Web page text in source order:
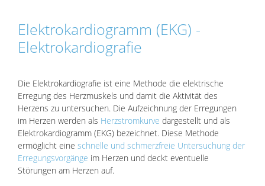
Elektrokardiogramm (EKG) -
Elektrokardiografie
Die Elektrokardiografie ist eine Methode die elektrische
Erregung des Herzmuskels und damit die Aktivität des
Herzens zu untersuchen. Die Aufzeichnung der Erregungen
im Herzen werden als Herzstromkurve dargestellt und als
Elektrokardiogramm (EKG) bezeichnet. Diese Methode
ermöglicht eine schnelle und schmerzfreie Untersuchung der
Erregungsvorgänge im Herzen und deckt eventuelle
Störungen am Herzen auf.